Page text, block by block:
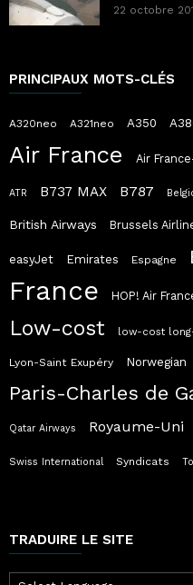
22 octobre
PRINCIPAUX MOTS-CLÉS
A320neo A321neo A350
Air France Air
ATR B737 MAX B787
British Airways Brussels
easyJet Emirates Espagne
France HOP! Air
Low-cost low-cost
Lyon-Saint Exupéry Norwegian
Paris-Charles de
Qatar Airways Royaume-Uni
Swiss International Syndicats
TRADUIRE LE SITE